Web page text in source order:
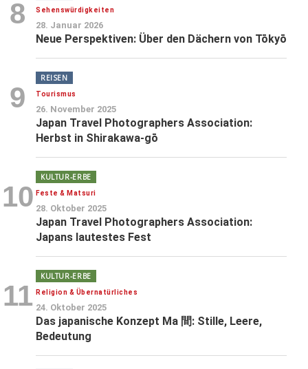
8 Sehenswürdigkeiten
28. Januar 2026
Neue Perspektiven: Über den Dächern von Tōkyō
9
REISEN
Tourismus
26. November 2025
Japan Travel Photographers Association:
Herbst in Shirakawa-gō
10
KULTUR-ERBE
Feste & Matsuri
28. Oktober 2025
Japan Travel Photographers Association:
Japans lautestes Fest
11
KULTUR-ERBE
Religion & Übernatürliches
24. Oktober 2025
Das japanische Konzept Ma 間: Stille, Leere,
Bedeutung